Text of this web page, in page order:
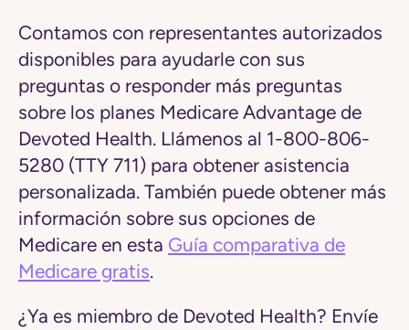
Contamos con representantes autorizados
disponibles para ayudarle con sus
preguntas o responder más preguntas
sobre los planes Medicare Advantage de
Devoted Health. Llámenos al 1-800-806-
5280 (TTY 711) para obtener asistencia
personalizada. También puede obtener más
información sobre sus opciones de
Medicare en esta Guía comparativa de
Medicare gratis.
¿Ya es miembro de Devoted Health? Envíe